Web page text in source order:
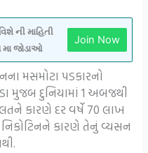
ની માહિતી
જોડાઓ
Join Now
મસમોટા પડકારનો
મુજબ દુનિયામાં 1 અબજથી
કારણે દર વર્ષે 70 લાખ
કારણે તેનું વ્યસન